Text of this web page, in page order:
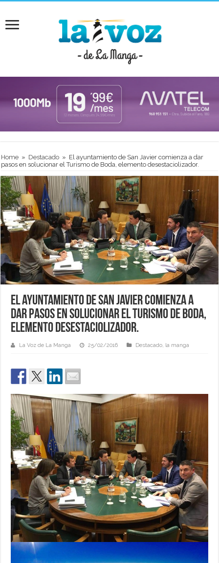
Home » Destacado » El ayuntamiento de San Javier comienza a dar
pasos en solucionar el Turismo de Boda, elemento desestaciolizador.
El ayuntamiento de San Javier comienza a
dar pasos en solucionar el Turismo de Boda,
elemento desestaciolizador.
La Voz de La Manga 25/02/2016 Destacado, la manga